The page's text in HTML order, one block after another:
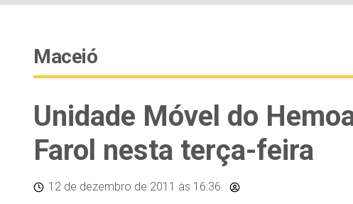
Maceió
Unidade Móvel do
Farol nesta terça-feira
12 de dezembro de 2011 às 16:36